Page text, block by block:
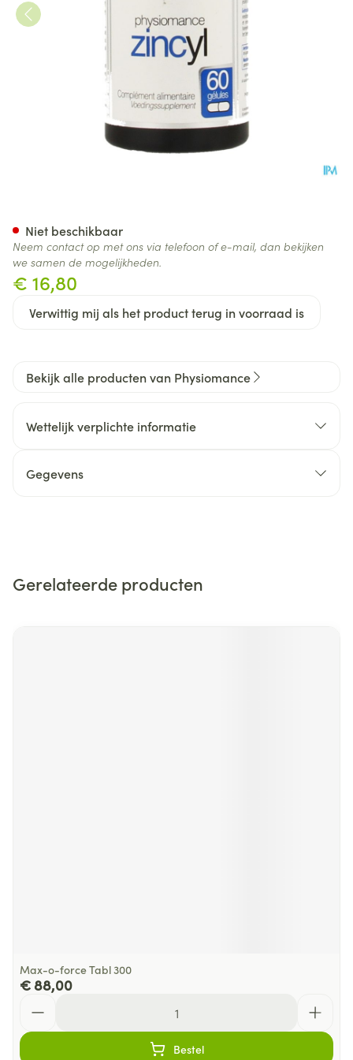
€ 16,80
Verwittig mij als het product terug in voorraad is
Niet beschikbaar
Neem contact op met ons via telefoon of e-mail, dan bekijken
we samen de mogelijkheden.
Bekijk alle producten van Physiomance
Wettelijk verplichte informatie
Gegevens
Gerelateerde producten
Max-o-force Tabl 300
€ 88,00
Bestel